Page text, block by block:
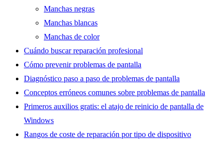
Manchas negras
Manchas blancas
Manchas de color
Cuándo buscar reparación profesional
Cómo prevenir problemas de pantalla
Diagnóstico paso a paso de problemas de pantalla
Conceptos erróneos comunes sobre problemas de pantalla
Primeros auxilios gratis: el atajo de reinicio de pantalla de
Windows
Rangos de coste de reparación por tipo de dispositivo